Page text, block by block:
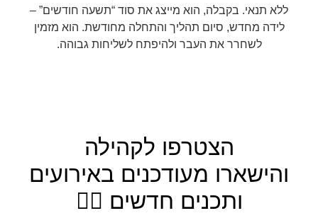
ללא תנאי. בקבלה, הוא מייצג את סוד “תשעה חודשים” –
לידה מחדש, סיום תהליך והתחלה מחודשת. הוא מזמין
לשחרר את העבר ולהיפתח לשליחות גבוהה.
הצטרפו לקהילה
והישארו מעודכנים באירועים
ותכנים חדשים 👇🏼